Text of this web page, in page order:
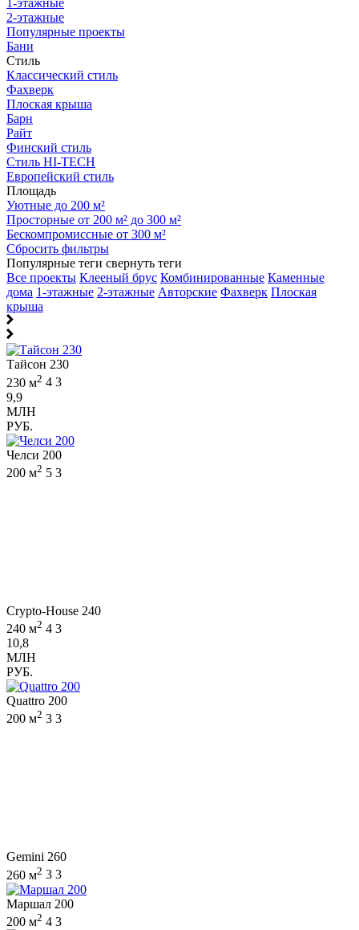
1-этажные
2-этажные
Популярные проекты
Бани
Стиль
Классический стиль
Фахверк
Плоская крыша
Барн
Райт
Финский стиль
Стиль HI-TECH
Европейский стиль
Площадь
Уютные до 200 м²
Просторные от 200 м² до 300 м²
Бескомпромиссные от 300 м²
Сбросить фильтры
Популярные теги свернуть теги
Все проекты Клееный брус Комбинированные Каменные
дома 1-этажные 2-этажные Авторские Фахверк Плоская
крыша
Тайсон 230
230 м2 4 3
9,9
МЛН
РУБ.
Челси 200
200 м2 5 3
Crypto-House 240
240 м2 4 3
10,8
МЛН
РУБ.
Quattro 200
200 м2 3 3
Gemini 260
260 м2 3 3
Маршал 200
200 м2 4 3